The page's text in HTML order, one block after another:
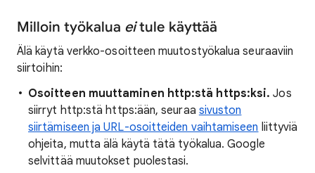
Milloin työkalua eitule käyttää
Älä käytä verkko-osoitteen muutostyökalua seuraaviin
siirtoihin:
Osoitteen muuttaminen http:stä https:ksi. Jos
siirryt http:stä https:ään, seuraa sivuston
siirtämiseen ja URL-osoitteiden vaihtamiseen liittyviä
ohjeita, mutta älä käytä tätä työkalua. Google
selvittää muutokset puolestasi.